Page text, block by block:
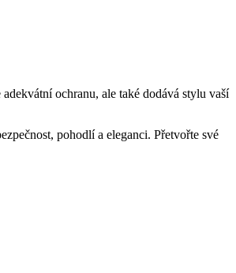
ochranu, ale také dodává stylu vaší
pohodlí a eleganci. Přetvořte své